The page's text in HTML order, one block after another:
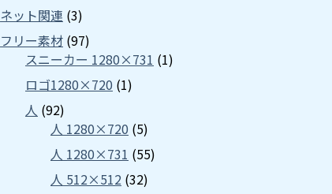
ネット関連 (3)
フリー素材 (97)
スニーカー 1280×731 (1)
ロゴ1280×720 (1)
人 (92)
人 1280×720 (5)
人 1280×731 (55)
人 512×512 (32)